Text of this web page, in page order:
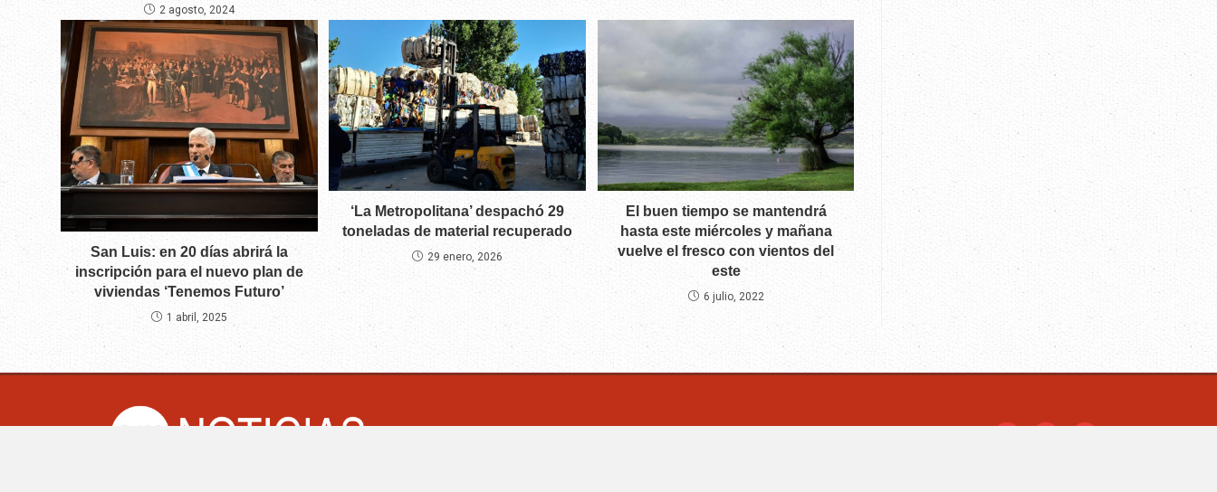
2 agosto, 2024
San Luis: en 20 días abrirá la
inscripción para el nuevo plan de
viviendas ‘Tenemos Futuro’
1 abril, 2025
‘La Metropolitana’ despachó 29
toneladas de material recuperado
29 enero, 2026
El buen tiempo se mantendrá
hasta este miércoles y mañana
vuelve el fresco con vientos del
este
6 julio, 2022